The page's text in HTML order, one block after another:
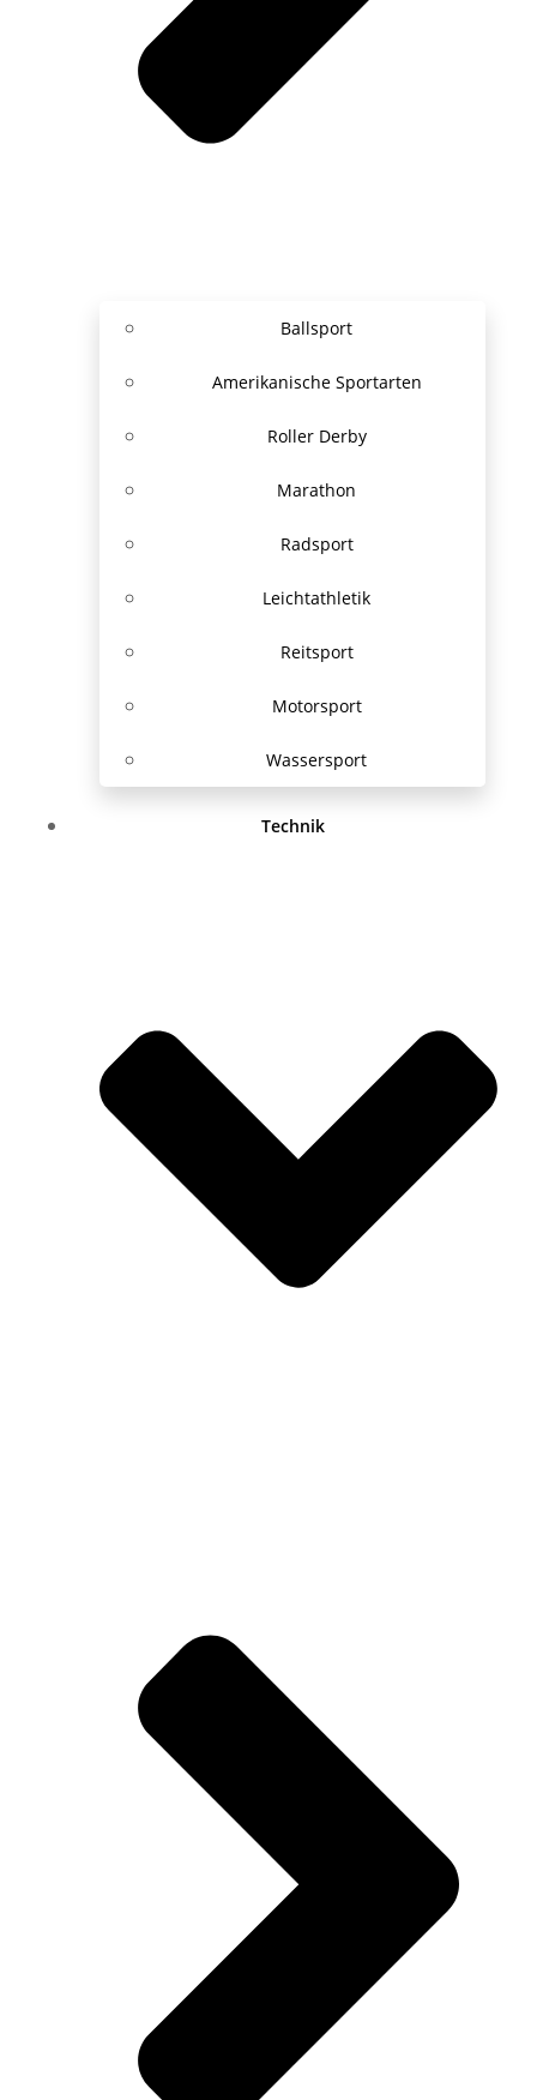
Ballsport
Amerikanische Sportarten
Roller Derby
Marathon
Radsport
Leichtathletik
Reitsport
Motorsport
Wassersport
Technik